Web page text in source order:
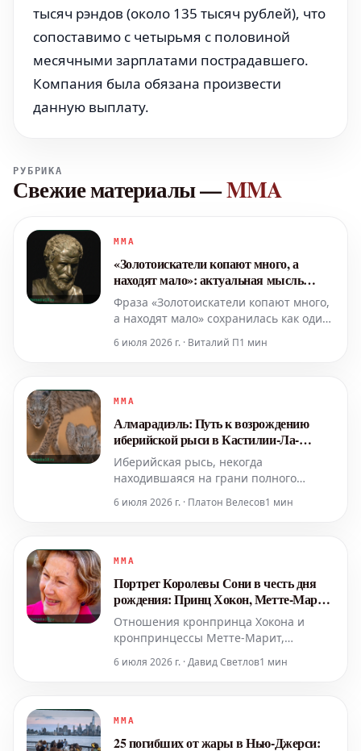
тысяч рэндов (около 135 тысяч рублей), что
сопоставимо с четырьмя с половиной
месячными зарплатами пострадавшего.
Компания была обязана произвести
данную выплату.
РУБРИКА
Свежие материалы—MMA
MMA
«Золотоискатели копают много, а
находят мало»: актуальная мысль
Гераклита
Фраза «Золотоискатели копают много,
а находят мало» сохранилась как один
греческого философа из Эфеса,
частью полного трактата, поскольку от
более ста разрознен
6 июля 2026 г. · Виталий П1 мин
MMA
Алмарадиэль: Путь к возрождению
иберийской рыси в Кастилии-Ла-
Манче
Иберийская рысь, некогда
находившаяся на грани полного
обнадеживающие признаки
Испании превысила 2600 особей.
определенные территории, и одной из
таких
6 июля 2026 г. · Платон Велесов1 мин
MMA
Портрет Королевы Сони в честь дня
рождения: Принц Хокон, Метте-Марит
и их испытания
Отношения кронпринца Хокона и
кронпринцессы Метте-Марит,
серьезными трудностями. Несмотря
репутация пошатнулась. Главной
6 июля 2026 г. · Давид Светлов1 мин
MMA
25 погибших от жары в Нью-Джерси: